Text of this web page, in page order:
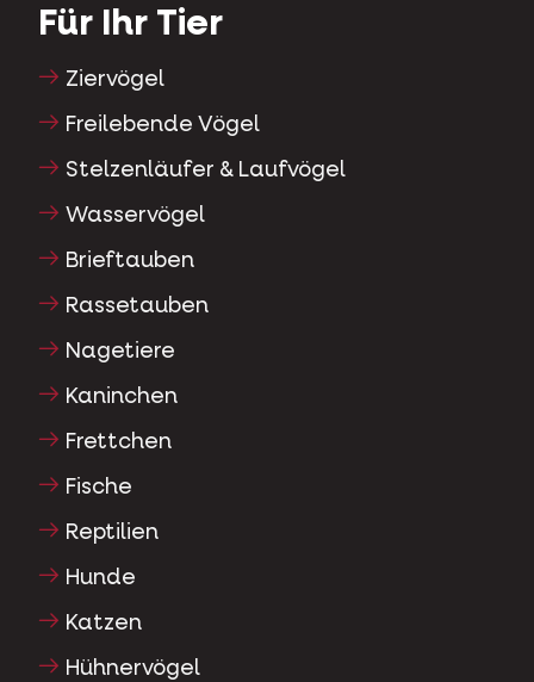
Für Ihr Tier
Ziervögel
Freilebende Vögel
Stelzenläufer & Laufvögel
Wasservögel
Brieftauben
Rassetauben
Nagetiere
Kaninchen
Frettchen
Fische
Reptilien
Hunde
Katzen
Hühnervögel